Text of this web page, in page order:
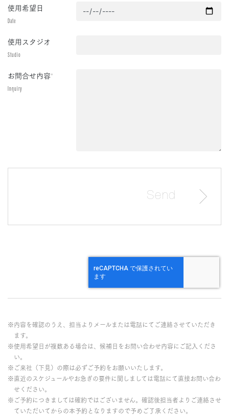
使用希望日
Date
使用スタジオ
Studio
お問合せ内容*
Inquiry
※内容を確認のうえ、担当よりメールまたは電話にてご連絡させていただき
ます。
※使用希望日が複数ある場合は、候補日をお問い合わせ内容にご記入くださ
い。
※ご来社（下見）の際は必ずご予約をお願いいたします。
※直近のスケジュールやお急ぎの要件に関しましては電話にて直接お問い合わ
せください。
※ご予約につきましては確約ではございません。確認後担当者よりご連絡させ
ていただいてからの本予約となりますので予めご了承ください。